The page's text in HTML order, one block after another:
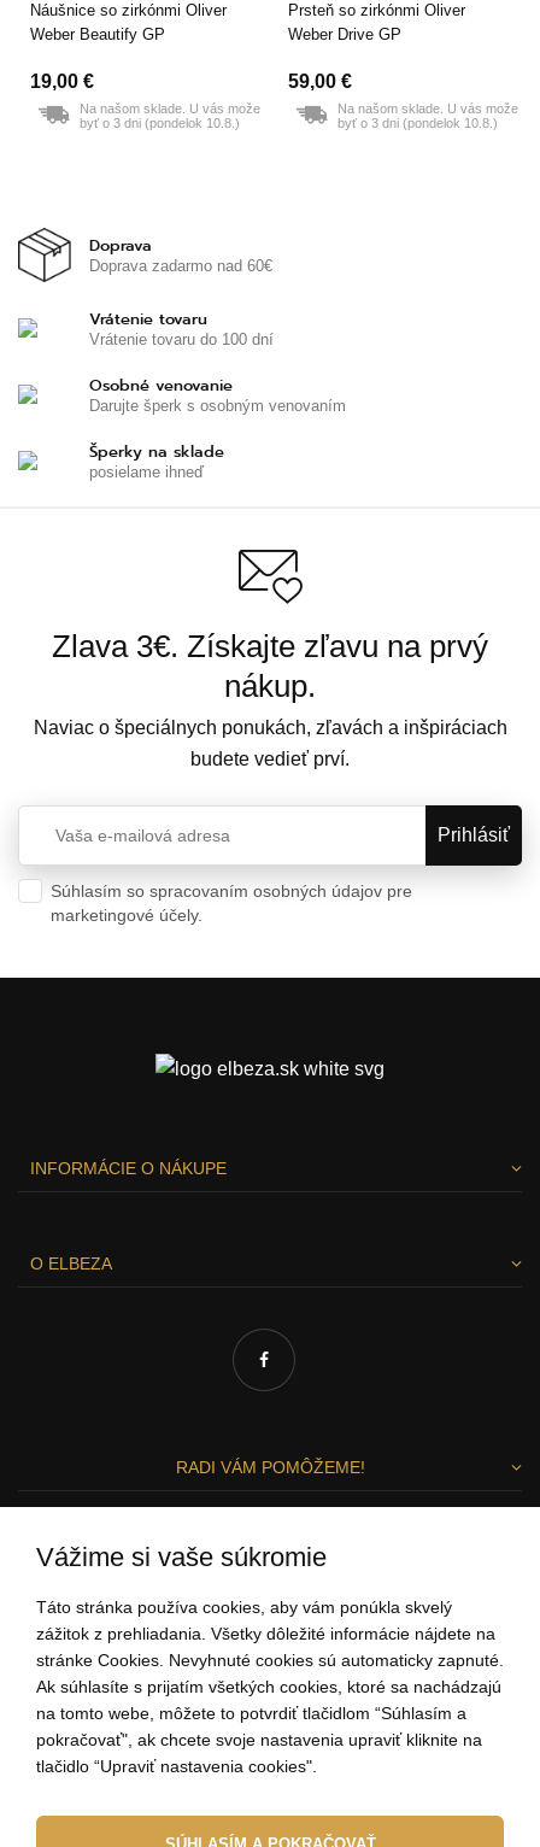
Náušnice so zirkónmi Oliver
Weber Beautify GP
19,00 €
Na našom sklade. U vás može
byť o 3 dni (pondelok 10.8.)
Prsteň so zirkónmi Oliver
Weber Drive GP
59,00 €
Na našom sklade. U vás može
byť o 3 dni (pondelok 10.8.)
58 mm
Doprava
Doprava zadarmo nad 60€
Vrátenie tovaru
Vrátenie tovaru do 100 dní
Osobné venovanie
Darujte šperk s osobným venovaním
Šperky na sklade
posielame ihneď
Zlava 3€. Získajte zľavu na prvý
nákup.
Naviac o špeciálnych ponukách, zľavách a inšpiráciach
budete vedieť prví.
Súhlasím so spracovaním osobných údajov pre
marketingové účely.
INFORMÁCIE O NÁKUPE
O ELBEZA
RADI VÁM POMÔŽEME!
Zuzka a Lenka
(Po - Pi: 9:00-15:00)
ahoj@elbeza.sk
Internetový obchododBlueweb s.r.o.
Vážime si vaše súkromie
Táto stránka používa cookies, aby vám ponúkla skvelý
zážitok z prehliadania. Všetky dôležité informácie nájdete na
stránke Cookies. Nevyhnuté cookies sú automaticky zapnuté.
Ak súhlasíte s prijatím všetkých cookies, ktoré sa nachádzajú
na tomto webe, môžete to potvrdiť tlačidlom “Súhlasím a
pokračovať", ak chcete svoje nastavenia upraviť kliknite na
tlačidlo “Upraviť nastavenia cookies".